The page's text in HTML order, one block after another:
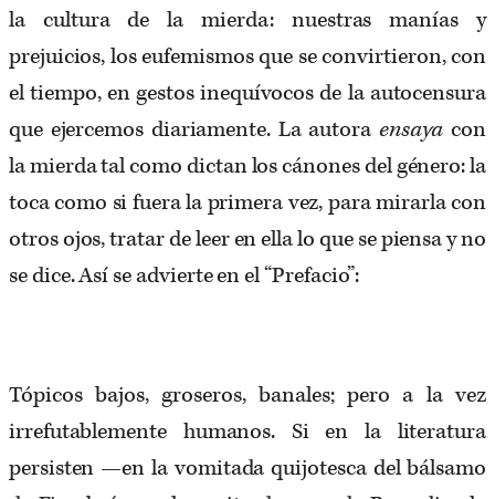
la cultura de la mierda: nuestras manías y
prejuicios, los eufemismos que se convirtieron, con
el tiempo, en gestos inequívocos de la autocensura
que ejercemos diariamente. La autora ensaya con
la mierda tal como dictan los cánones del género: la
toca como si fuera la primera vez, para mirarla con
otros ojos, tratar de leer en ella lo que se piensa y no
se dice. Así se advierte en el “Prefacio”:
Tópicos bajos, groseros, banales; pero a la vez
irrefutablemente humanos. Si en la literatura
persisten —en la vomitada quijotesca del bálsamo